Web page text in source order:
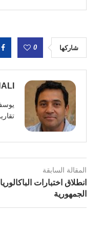
شاركها 0
المقالة السابقة
الجمهورية